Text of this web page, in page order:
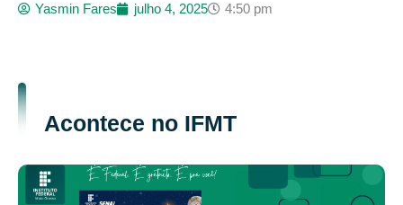
Yasmin Fares julho 4, 2025 4:50 pm
Acontece no IFMT